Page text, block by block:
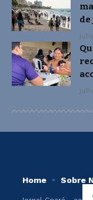
Home Sobre